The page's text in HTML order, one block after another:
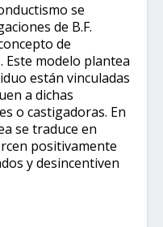
se
de B.F.
de
modelo plantea
están vinculadas
a dichas
o castigadoras. En
se traduce en
positivamente
y desincentiven